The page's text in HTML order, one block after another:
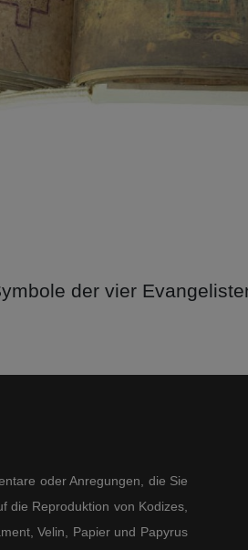
der vier
oder Anregungen, die Sie
die Reproduktion von Kodizes,
Velin, Papier und Papyrus